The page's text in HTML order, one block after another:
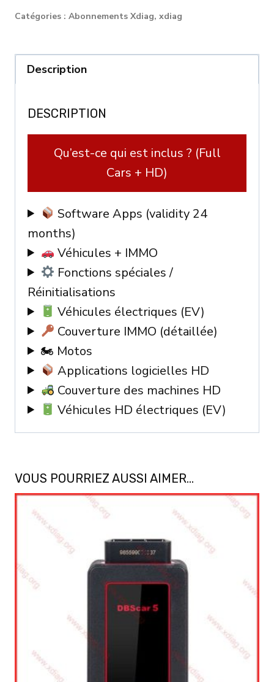
XDIAG:
licence
for
CARS
TRUCKS
Catégories : Abonnements Xdiag, xdiag
Description
DESCRIPTION
Qu’est-ce qui est inclus ? (Full
Cars + HD)
Software Apps (validity 24
months)
Véhicules + IMMO
Fonctions spéciales /
Réinitialisations
Véhicules électriques (EV)
Couverture IMMO (détaillée)
🏍 Motos
Applications logicielles HD
Couverture des machines HD
Véhicules HD électriques (EV)
VOUS POURRIEZ AUSSI AIMER…